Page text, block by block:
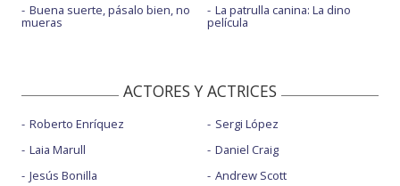
Buena suerte, pásalo bien, no
mueras
La patrulla canina: La dino
película
ACTORES Y ACTRICES
Roberto Enríquez
Laia Marull
Jesús Bonilla
Sergi López
Daniel Craig
Andrew Scott